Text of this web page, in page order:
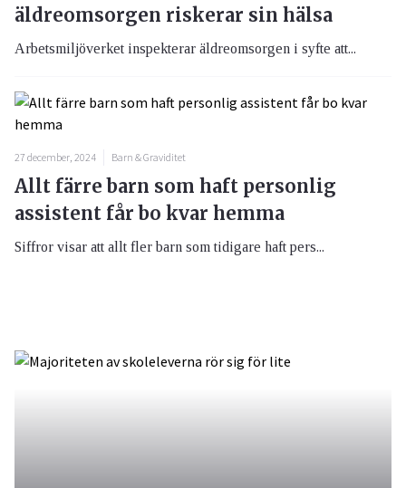
äldreomsorgen riskerar sin hälsa
Arbetsmiljöverket inspekterar äldreomsorgen i syfte att...
27 december, 2024 Barn & Graviditet
Allt färre barn som haft personlig
assistent får bo kvar hemma
Siffror visar att allt fler barn som tidigare haft pers...